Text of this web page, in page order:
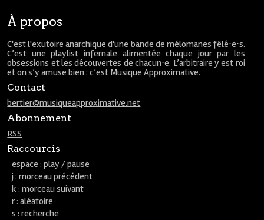
À propos
C'est l'exutoire anarchique d'une bande de mélomanes fêlé⋅e⋅s.
C’est une playlist infernale alimentée chaque jour par les
obsessions et les découvertes de chacun⋅e. L’arbitraire y est roi
et on s’y amuse bien : c’est Musique Approximative.
Contact
bertier@musiqueapproximative.net
Abonnement
RSS
Raccourcis
espace : play / pause
j : morceau précédent
k : morceau suivant
r : aléatoire
s : recherche